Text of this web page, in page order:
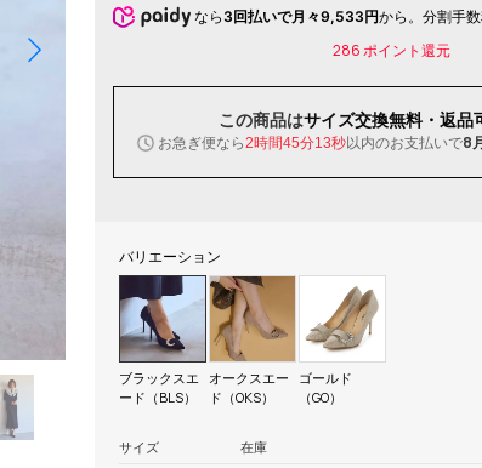
なら 3回払いで月々9,533円から。分割手
286ポイント還元
この商品はサイズ交換無料・返品
お急ぎ便なら2時間45分12秒以内のお支払いで8
バリエーション
ブラックスエ
ード（BLS）
オークスエー
ド（OKS）
ゴールド
（GO）
サイズ 在庫